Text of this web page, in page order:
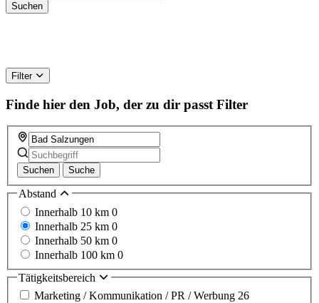
Filter
Finde hier den Job, der zu dir passt Filter
Suchen Suche
Abstand
Innerhalb 10 km 0
Innerhalb 25 km 0
Innerhalb 50 km 0
Innerhalb 100 km 0
Tätigkeitsbereich
Marketing / Kommunikation / PR / Werbung 26